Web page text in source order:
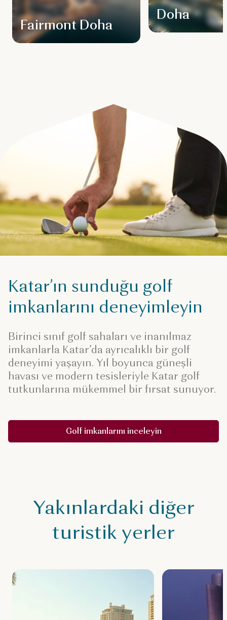
Fairmont Doha
Doha
Katar’ın sunduğu golf
imkanlarını deneyimleyin
Birinci sınıf golf sahaları ve inanılmaz
imkanlarla Katar’da ayrıcalıklı bir golf
deneyimi yaşayın. Yıl boyunca güneşli
havası ve modern tesisleriyle Katar golf
tutkunlarına mükemmel bir fırsat sunuyor.
Golf imkanlarını inceleyin
Yakınlardaki diğer
turistik yerler